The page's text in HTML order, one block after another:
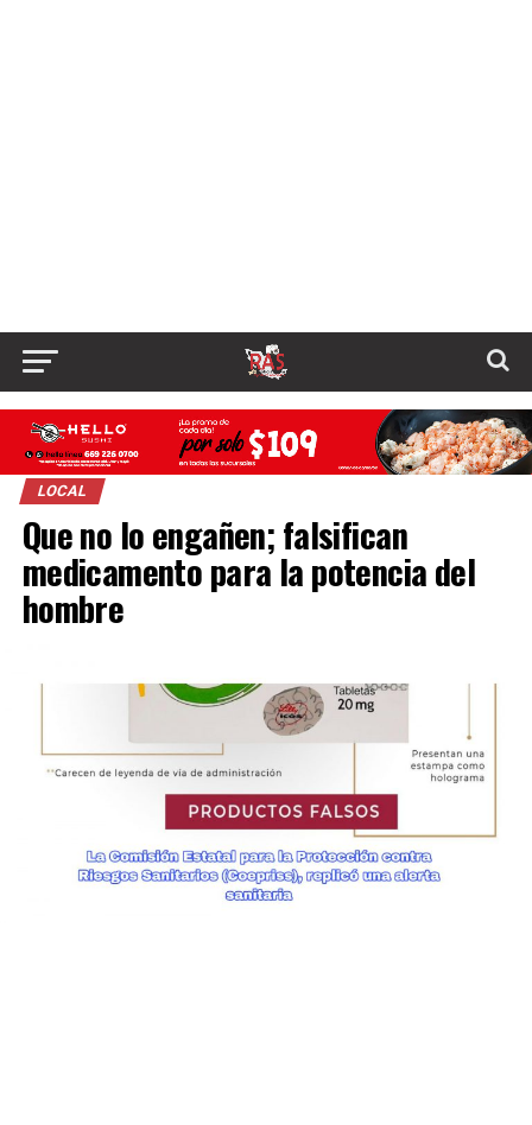
LOCAL
Que no lo engañen; falsifican
medicamento para la potencia del
hombre